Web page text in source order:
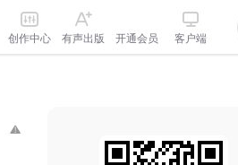
创作中心 有声出版 开通会员 客户端